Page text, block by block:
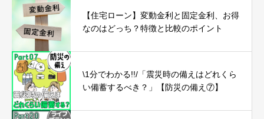
【住宅ローン】変動金利と固定金利、お得
なのはどっち？特徴と比較のポイント
\1分でわかる!!/「震災時の備えはどれくら
い備蓄するべき？」【防災の備え⑦】